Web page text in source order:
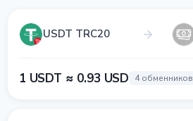
USDT TRC20
1 USDT ≈ 0.93 USD 4 обменников